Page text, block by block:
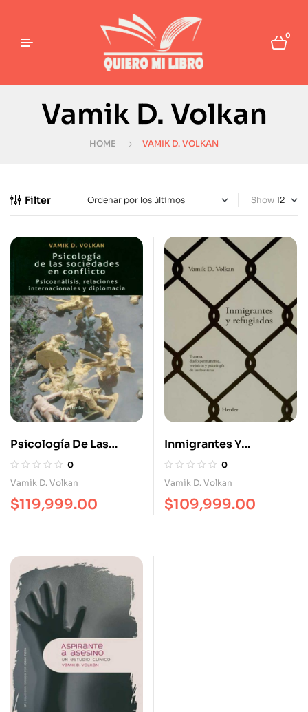
0
Vamik D. Volkan
HOME VAMIK D. VOLKAN
Filter Show
Psicología De Las
Sociedades En
Conflicto Psicoanálisis
Internacionales Y
0
Vamik D. Volkan
$119,999.00
Inmigrantes Y
Refugiados
0
Vamik D. Volkan
$109,999.00